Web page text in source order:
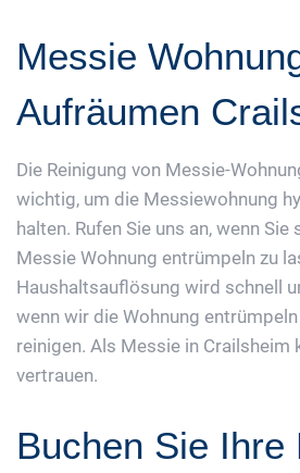
Messie
Aufräumen
Die Reinigung von Messie-
wichtig, um die Messiewohnung
halten. Rufen Sie uns an, wenn
Messie Wohnung entrümpeln zu
Haushaltsauflösung wird schnell
wenn wir die Wohnung
reinigen. Als Messie in Crailsheim
vertrauen.
Buchen Sie Ihre